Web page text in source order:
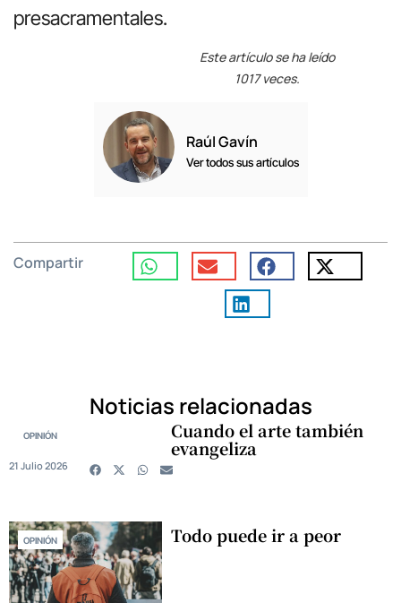
presacramentales.
Este artículo se ha leído
1017 veces.
Raúl Gavín
Ver todos sus artículos
Compartir
Noticias relacionadas
OPINIÓN Cuando el arte también
evangeliza
21 Julio 2026
OPINIÓN Todo puede ir a peor